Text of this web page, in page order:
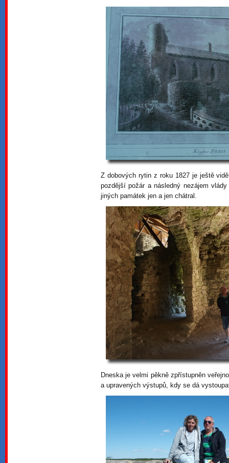
Z dobových rytin z roku 1827 je ještě
pozdější požár a následný nezájem
jiných památek jen a jen chátral.
Dneska je velmi pěkně zpřístupněn
a upravených výstupů, kdy se dá